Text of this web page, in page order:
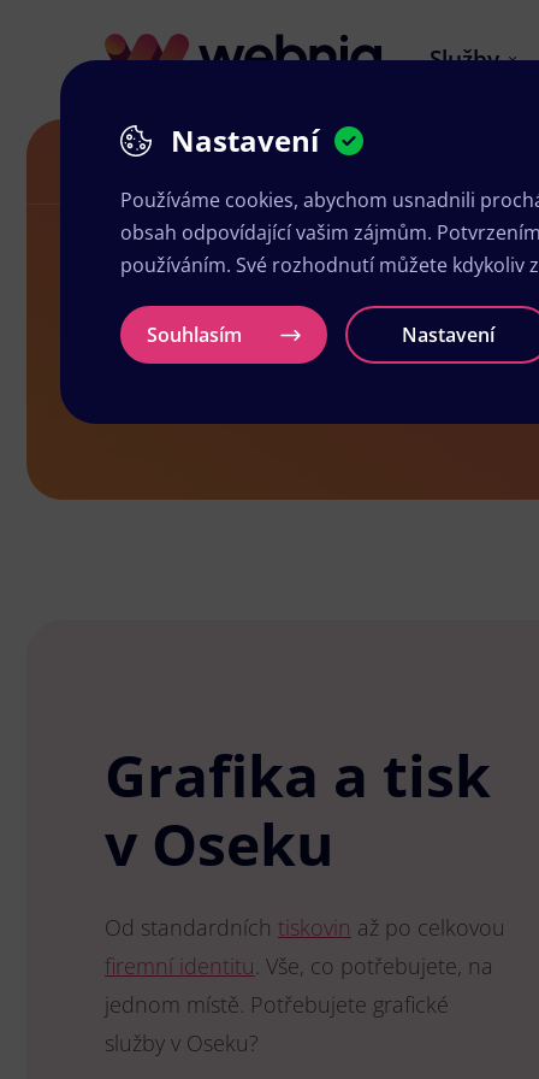
Služby
Grafika a tisk Osek
Grafika a
Grafika a tisk
v Oseku
Od standardních tiskovin až po celkovou
firemní identitu. Vše, co potřebujete, na
jednom místě. Potřebujete grafické
služby v Oseku?
Nastavení
Používáme cookies, abychom usnadnili
obsah odpovídající vašim zájmům.
používáním. Své rozhodnutí můžete kdykoliv
Souhlasím Nastavení